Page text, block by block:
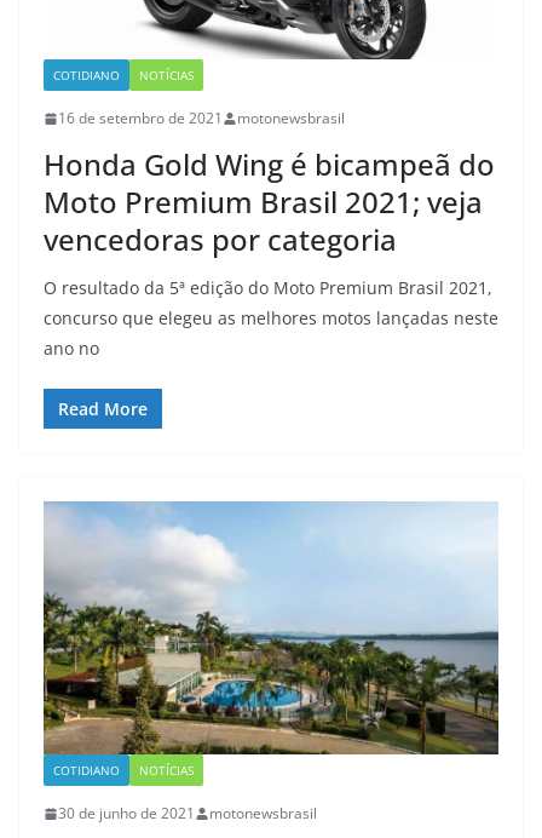
COTIDIANO NOTÍCIAS
16 de setembro de 2021 motonewsbrasil
Honda Gold Wing é bicampeã do
Moto Premium Brasil 2021; veja
vencedoras por categoria
O resultado da 5ª edição do Moto Premium Brasil 2021,
concurso que elegeu as melhores motos lançadas neste
ano no
Read More
COTIDIANO NOTÍCIAS
30 de junho de 2021 motonewsbrasil